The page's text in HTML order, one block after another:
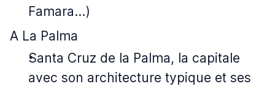
Famara…)
A La Palma
Santa Cruz de la Palma, la capitale
avec son architecture typique et ses